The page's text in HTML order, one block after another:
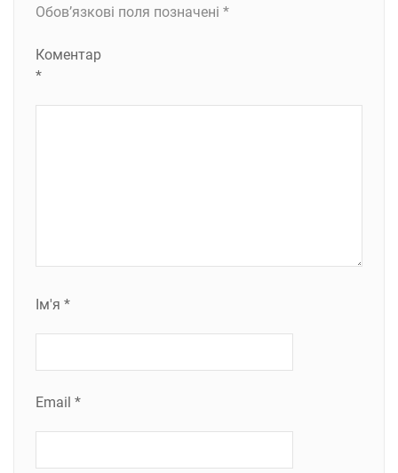
Обов’язкові поля позначені *
Коментар
*
Ім'я *
Email *